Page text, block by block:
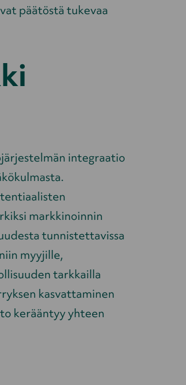
päätöstä tukevaa
integraatio
markkinoinnin
tunnistettavissa
myyjille,
tarkkailla
kasvattaminen
kerääntyy yhteen